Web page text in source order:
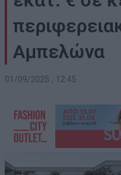
Αμπελώνα
01/09/2025 , 12:45